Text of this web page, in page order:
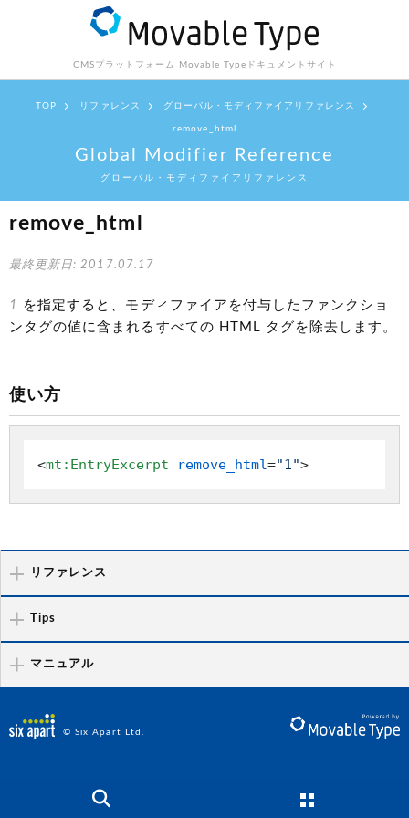
CMSプラットフォーム Movable Type ドキュメントサイト
TOP リファレンス グローバル・モディファイアリファレンス
remove_html
Global Modifier Reference
グローバル・モディファイアリファレンス
remove_html
最終更新日: 2017.07.17
1
を指定すると、モディファイアを付与したファンクショ
ンタグの値に含まれるすべての HTML タグを除去します。
使い方
<mt:EntryExcerpt remove_html="1">
リファレンス
Tips
マニュアル
© Six Apart Ltd.